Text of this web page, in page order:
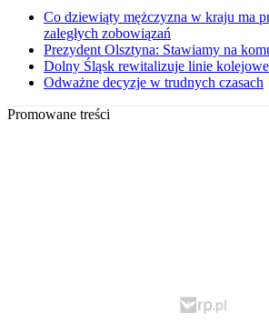
Co dziewiąty mężczyzna w kraju ma
zaległych zobowiązań
Prezydent Olsztyna: Stawiamy na
Dolny Śląsk rewitalizuje linie
Odważne decyzje w trudnych czasach
Promowane treści